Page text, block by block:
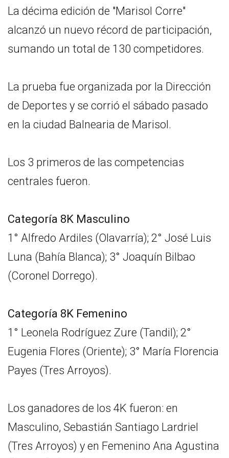
La décima edición de "Marisol Corre"
alcanzó un nuevo récord de participación,
sumando un total de 130 competidores.
La prueba fue organizada por la Dirección
de Deportes y se corrió el sábado pasado
en la ciudad Balnearia de Marisol.
Los 3 primeros de las competencias
centrales fueron.
Categoría 8K Masculino
1° Alfredo Ardiles (Olavarría); 2° José Luis
Luna (Bahía Blanca); 3° Joaquín Bilbao
(Coronel Dorrego).
Categoría 8K Femenino
1° Leonela Rodríguez Zure (Tandil); 2°
Eugenia Flores (Oriente); 3° María Florencia
Payes (Tres Arroyos).
Los ganadores de los 4K fueron: en
Masculino, Sebastián Santiago Lardriel
(Tres Arroyos) y en Femenino Ana Agustina